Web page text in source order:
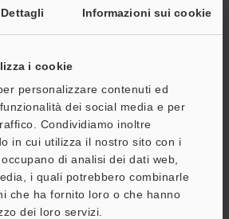
Dettagli Informazioni sui cookie
i cookie
personalizzare contenuti ed
dei social media e per
Condividiamo inoltre
in cui utilizza il nostro sito con i
di analisi dei dati web,
i quali potrebbero combinarle
che ha fornito loro o che hanno
dei loro servizi.
3502 Software di simulazione: CV-
Assistenza